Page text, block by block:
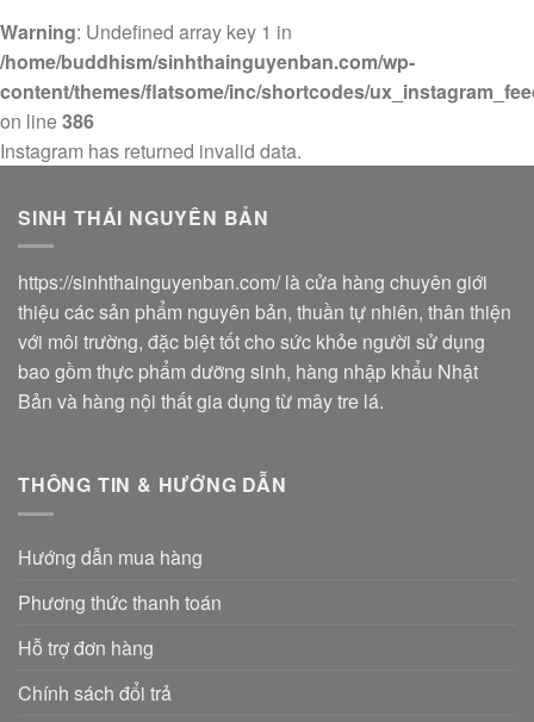
Warning: Undefined array key 1 in
/home/buddhism/sinhthainguyenban.com/wp-
content/themes/flatsome/inc/shortcodes/
on line386
Instagram has returned invalid data.
SINH THÁI NGUYÊN BẢN
https://sinhthainguyenban.com/là cửa hàng chuyên giới
thiệu các sản phẩm nguyên bản, thuần tự nhiên, thân thiện
với môi trường, đặc biệt tốt cho sức khỏe người sử dụng
bao gồm thực phẩm dưỡng sinh, hàng nhập khẩu Nhật
Bản và hàng nội thất gia dụng từ mây tre lá.
THÔNG TIN & HƯỚNG DẪN
Hướng dẫn mua hàng
Phương thức thanh toán
Hỗ trợ đơn hàng
Chính sách đổi trả